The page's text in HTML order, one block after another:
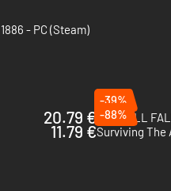
- PC (Steam)
20.79 €
-39%
ALL WILL
11.79 €
-88%
Surviving The